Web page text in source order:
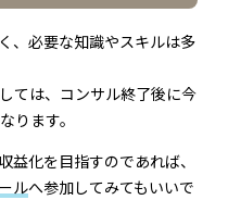
、必要な知識やスキルは多
ては、コンサル終了後に今
ります。
益化を目指すのであれば、
ルへ参加してみてもいいで